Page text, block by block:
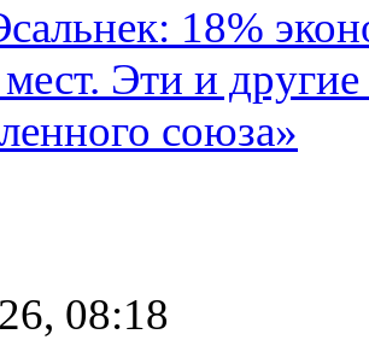
18%
Эти и
союза»
08:18